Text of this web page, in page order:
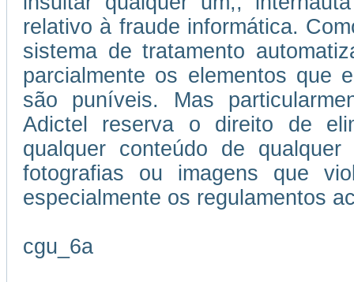
relativo à fraude informática.
sistema de tratamento
parcialmente os elementos que
são puníveis. Mas
Adictel reserva o direito de
qualquer conteúdo de
fotografias ou imagens que
especialmente os regulamentos
cgu_6a